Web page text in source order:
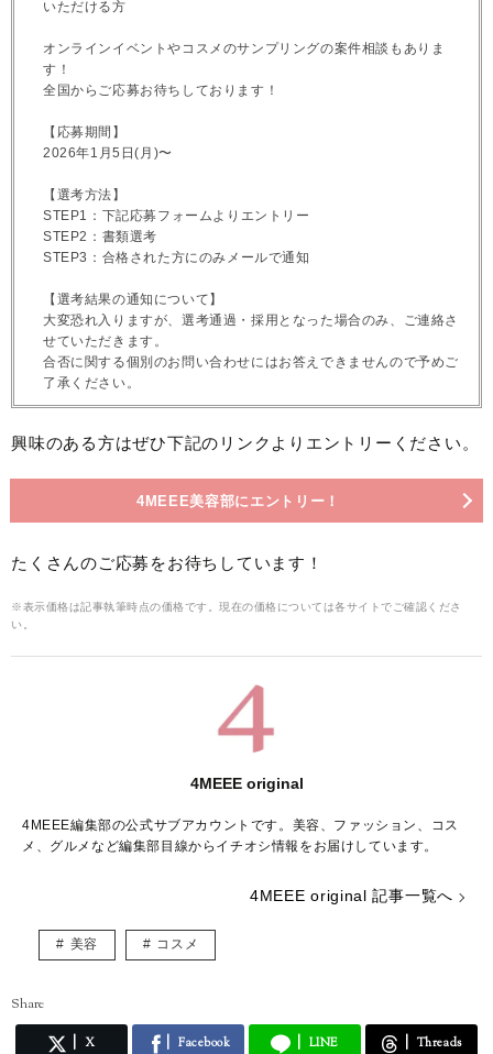
いただける方
オンラインイベントやコスメのサンプリングの案件相談もありま
す！
全国からご応募お待ちしております！
【応募期間】
2026年1月5日(月)〜
【選考方法】
STEP1：下記応募フォームよりエントリー
STEP2：書類選考
STEP3：合格された方にのみメールで通知
【選考結果の通知について】
大変恐れ入りますが、選考通過・採用となった場合のみ、ご連絡さ
せていただきます。
合否に関する個別のお問い合わせにはお答えできませんので予めご
了承ください。
興味のある方はぜひ下記のリンクよりエントリーください。
4MEEE美容部にエントリー！
たくさんのご応募をお待ちしています！
※表示価格は記事執筆時点の価格です。現在の価格については各サイトでご確認くださ
い。
4MEEE original
4MEEE編集部の公式サブアカウントです。美容、ファッション、コス
メ、グルメなど編集部目線からイチオシ情報をお届けしています。
4MEEE original 記事一覧へ
美容 コスメ
Share
X Facebook LINE Threads